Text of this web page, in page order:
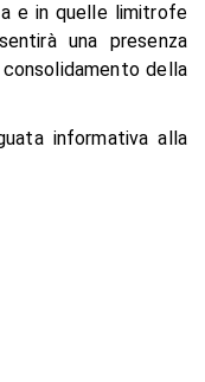
e in quelle limitrofe
una presenza
della
informativa alla